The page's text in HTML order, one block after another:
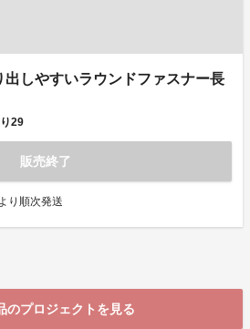
出しやすいラウンドファスナー長
29
販売終了
り順次発送
のプロジェクトを見る